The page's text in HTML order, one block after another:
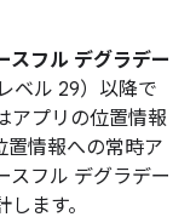
スフル デグラデー
ベル 29）以降で
アプリの位置情報
置情報への常時ア
スフル デグラデー
ます。